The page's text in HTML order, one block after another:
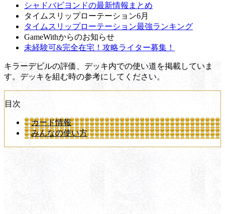
シャドバビヨンドの最新情報まとめ
タイムスリップローテーション6月
タイムスリップローテーション最強ランキング
GameWithからのお知らせ
未経験可&完全在宅！攻略ライター募集！
キラーデビルの評価、デッキ内での使い道を掲載していま
す。デッキを組む時の参考にしてください。
目次
カード情報
みんなの使い方